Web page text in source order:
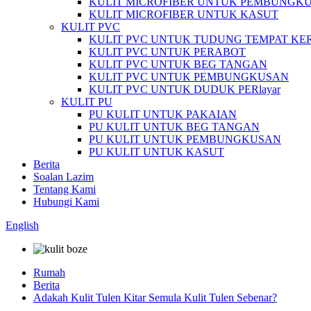
KULIT MICROFIBER UNTUK KASUT
KULIT PVC
KULIT PVC UNTUK TUDUNG TEMPAT
KULIT PVC UNTUK PERABOT
KULIT PVC UNTUK BEG TANGAN
KULIT PVC UNTUK PEMBUNGKUSAN
KULIT PVC UNTUK DUDUK PERlayar
KULIT PU
PU KULIT UNTUK PAKAIAN
PU KULIT UNTUK BEG TANGAN
PU KULIT UNTUK PEMBUNGKUSAN
PU KULIT UNTUK KASUT
Berita
Soalan Lazim
Tentang Kami
Hubungi Kami
English
Rumah
Berita
Adakah Kulit Tulen Kitar Semula Kulit Tulen Sebenar?